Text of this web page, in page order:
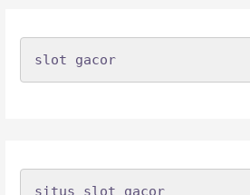
slot gacor
situs slot gacor